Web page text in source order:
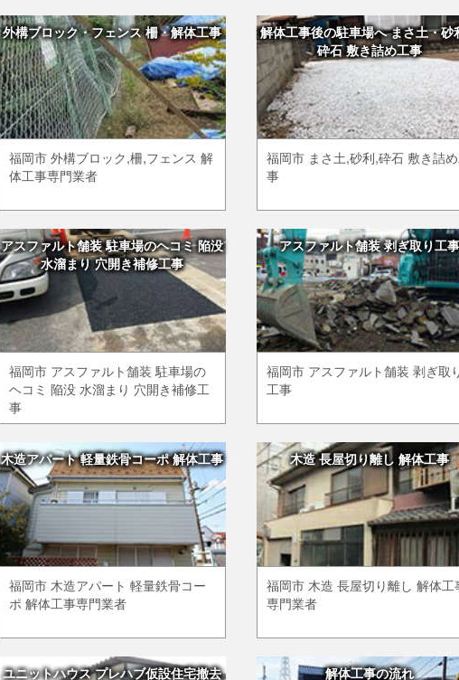
外構ブロック・フェンス 柵・解体工事
福岡市 外構ブロック,柵,フェンス 解
体工事専門業者
解体工事後の駐車場へ まさ土・砂
砕石 敷き詰め工事
福岡市 まさ土,砂利,砕石 敷き詰
事
アスファルト舗装 駐車場のヘコミ 陥没
水溜まり 穴開き補修工事
福岡市 アスファルト舗装 駐車場の
ヘコミ 陥没 水溜まり 穴開き補修工
事
アスファルト舗装 剥ぎ取り工
福岡市 アスファルト舗装 剥ぎ取
工事
木造アパート 軽量鉄骨コーポ 解体工事
福岡市 木造アパート 軽量鉄骨コー
ポ 解体工事専門業者
木造 長屋切り離し 解体工事
福岡市 木造 長屋切り離し 解体工
専門業者
ユニットハウス プレハブ仮設住宅撤去 解体工事の流れ